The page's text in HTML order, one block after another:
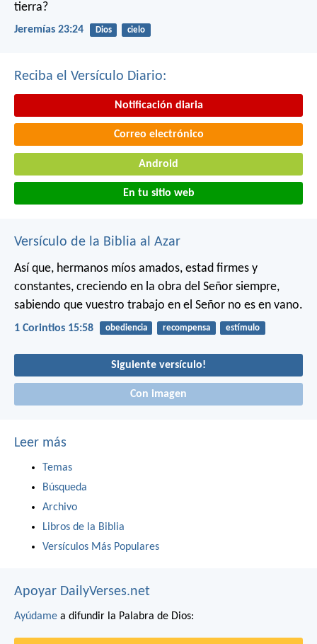
tierra?
Jeremías 23:24 Dios cielo
Reciba el Versículo Diario:
Notificación diaria
Correo electrónico
Android
En tu sitio web
Versículo de la Biblia al Azar
Así que, hermanos míos amados, estad firmes y
constantes, creciendo en la obra del Señor siempre,
sabiendo que vuestro trabajo en el Señor no es en vano.
1 Corintios 15:58 obediencia recompensa estímulo
Siguiente versículo!
Con imagen
Leer más
Temas
Búsqueda
Archivo
Libros de la Biblia
Versículos Más Populares
Apoyar DailyVerses.net
Ayúdame a difundir la Palabra de Dios: